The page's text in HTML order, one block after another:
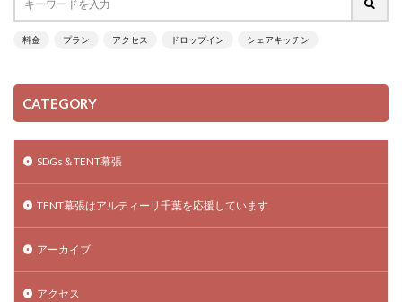
料金 プラン アクセス ドロップイン シェアキッチン
CATEGORY
SDGs＆TENT幕張
TENT幕張はアルティーリ千葉を応援しています
アーカイブ
アクセス